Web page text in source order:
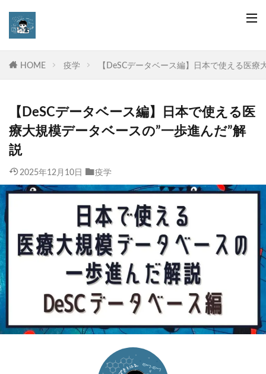
HOME 疫学 【DeSCデータベース編】日本で使える医療
【DeSCデータベース編】日本で使える医
療大規模データベースの”一歩進んだ”解
説
2025年12月10日 疫学